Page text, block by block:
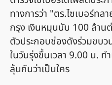
ทางการว่า "ตร.ไซเบอร์ท
กรุง เงินหมุนนับ 100 ล้าน
ตัวประกอบช่องดังร่วมขบ
ในวันรุ่งขึ้นเวลา 9.00 น. ท
ลุ้นกันว่าเป็นใคร